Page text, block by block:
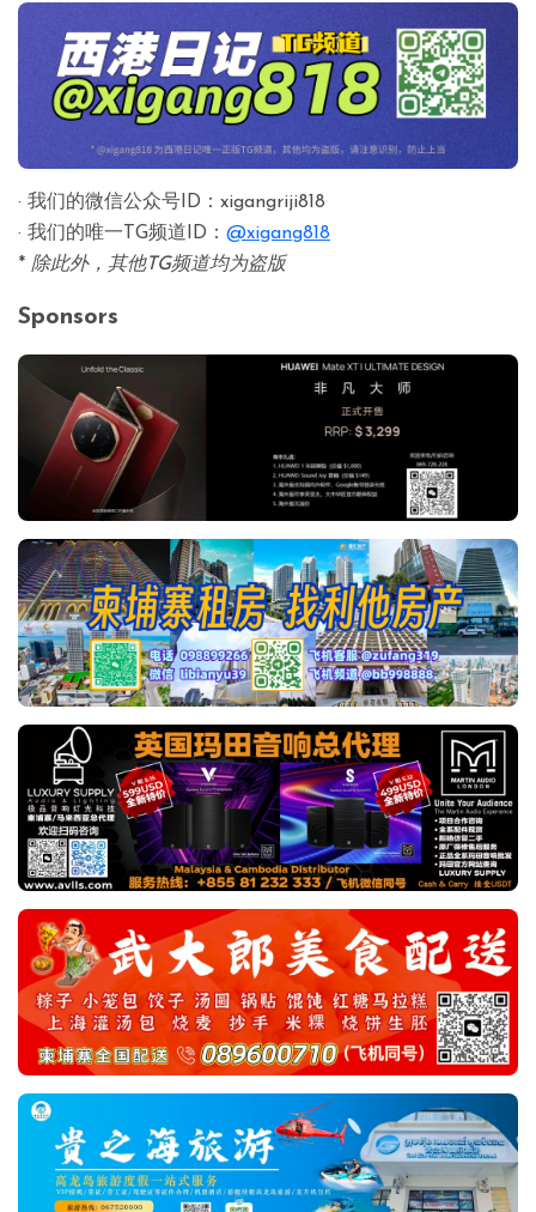
· 我们的微信公众号ID：xigangriji818
· 我们的唯一TG频道ID： @xigang818
* 除此外，其他TG频道均为盗版
Sponsors